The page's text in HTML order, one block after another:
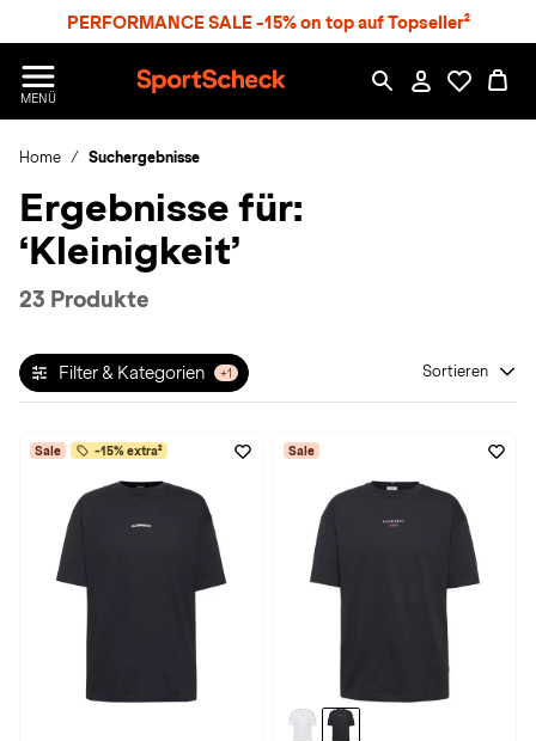
PERFORMANCE SALE -15% on top auf Topseller²
MENÜ
p
r
S
h
e
c
Home Suchergebnisse
Ergebnisse für:
‘Kleinigkeit’
23 Produkte
Filter & Kategorien +1 Sortieren
Sale -15% extra² Sale